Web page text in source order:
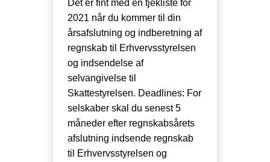
Det er fint med en tjekliste for
2021 når du kommer til din
årsafslutning og indberetning af
regnskab til Erhvervsstyrelsen
og indsendelse af
selvangivelse til
Skattestyrelsen. Deadlines: For
selskaber skal du senest 5
måneder efter regnskabsårets
afslutning indsende regnskab
til Erhvervsstyrelsen og